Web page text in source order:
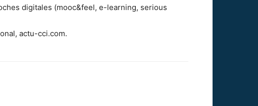
digitales (mooc&feel, e-learning, serious
actu-cci.com.